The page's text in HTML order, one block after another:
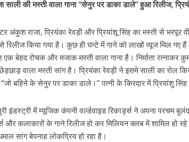
कुलदीप कुमार की “गौरी शंकर की प्रेम कहानी” ने मचाया धमाल
itt
er
e
gr
a
m
ss
e
n
g
er
k
e
dI
n
ai
l
ar
e
साली की मस्ती वाला गाना “सेनुर पर डाका डाले” हुआ रिलीज,
अंकुश राजा, प्रियंका रेवड़ी और प्रियांशू सिंह का मस्ती से भरपूर
से रिलीज किया गया है। कुछ ही घन्टे में गाने को लाखों व्यूज मिल
बेहद रोचक और मजाक मस्ती वाला गाना है। निर्माता रत्नाकर कुमार
वाला मस्ती सांग है। प्रियंका रेवड़ी ने इसमे साली का रोल
बहिने के सेनुर पर डाका डाले।” पत्नी के किरदार में प्रियांशु सिंह
इंडस्ट्री में म्यूजिक कंपनी वर्ल्डवाइड रिकार्ड्स ने अपना परचम
और कलाकारों के गाने रिलीज हो कर मिलियन क्लब में शामिल हो
सांग बेपनाह लोकप्रिय हो रहा है।